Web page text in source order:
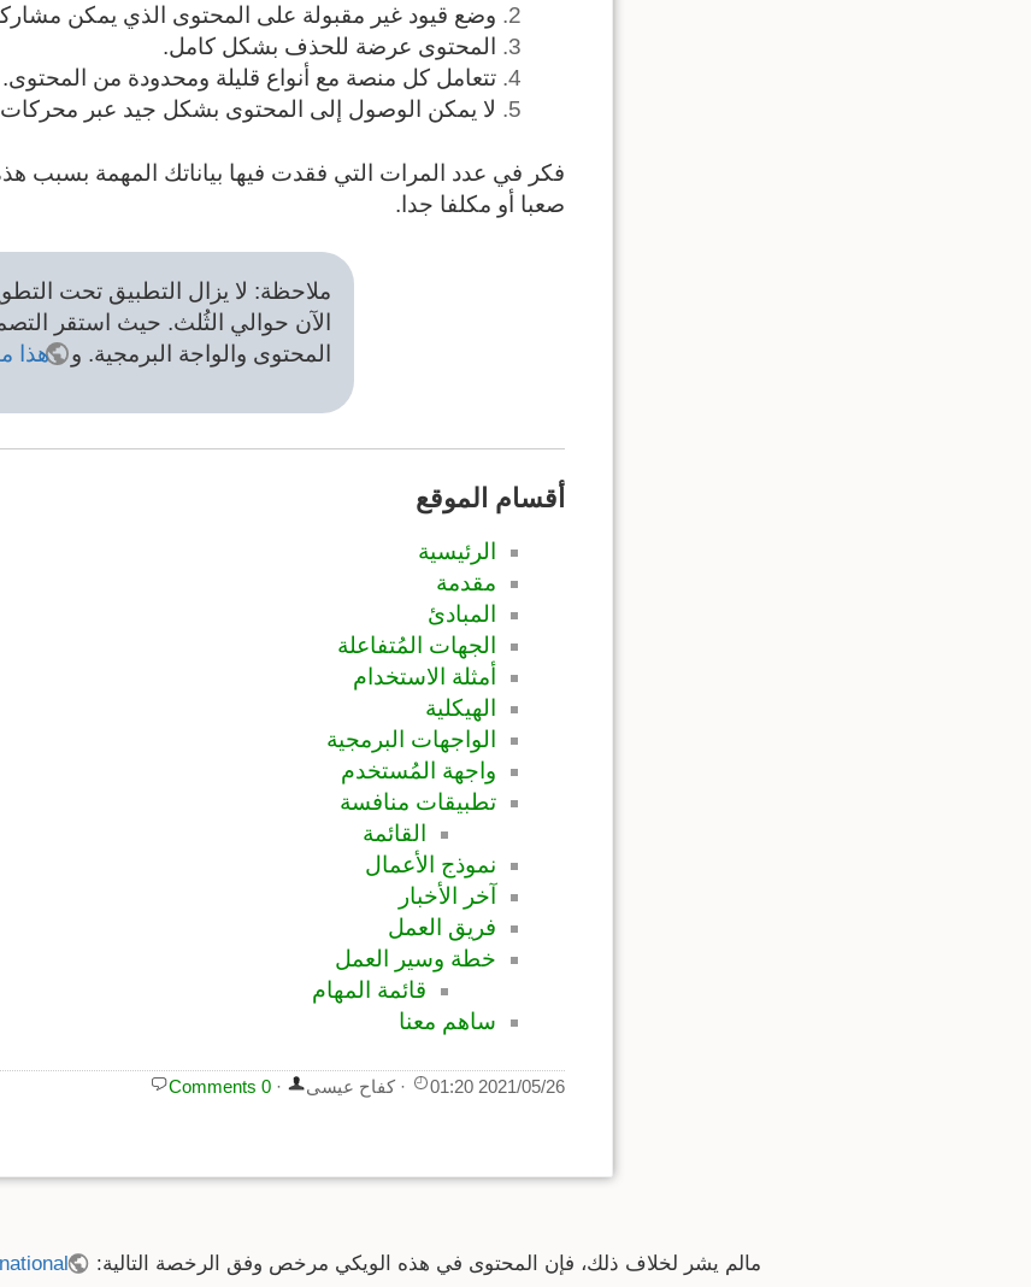
وضع قيود غير مقبولة على المحتوى الذي يمكن
المحتوى عرضة للحذف بشكل كامل.
تتعامل كل منصة مع أنواع قليلة ومحدودة من المحتوى.
لا يمكن الوصول إلى المحتوى بشكل جيد عبر
فكر في عدد المرات التي فقدت فيها بياناتك المهمة بسبب هذه
صعبا أو مكلفا جدا.
ملاحظة: لا يزال التطبيق تحت
الآن حوالي الثُلث. حيث استقر
المحتوى والواجة البرمجية. و
هذا
أقسام الموقع
الرئيسية
مقدمة
المبادئ
الجهات المُتفاعلة
أمثلة الاستخدام
الهيكلية
الواجهات البرمجية
واجهة المُستخدم
تطبيقات منافسة
القائمة
نموذج الأعمال
آخر الأخبار
فريق العمل
خطة وسير العمل
قائمة المهام
ساهم معنا
2021/05/26 01:20
· كفاح عيسى ·
0 Comments
مالم يشر لخلاف ذلك، فإن المحتوى في هذه الويكي مرخص وفق الرخصة التالية: